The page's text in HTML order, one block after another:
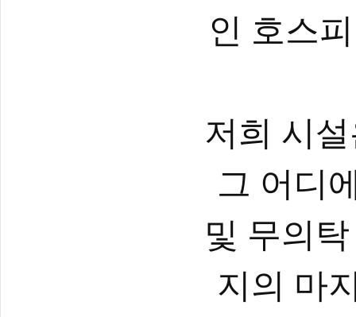
인 호스
저희 시
그 어디
및 무의
지의 마